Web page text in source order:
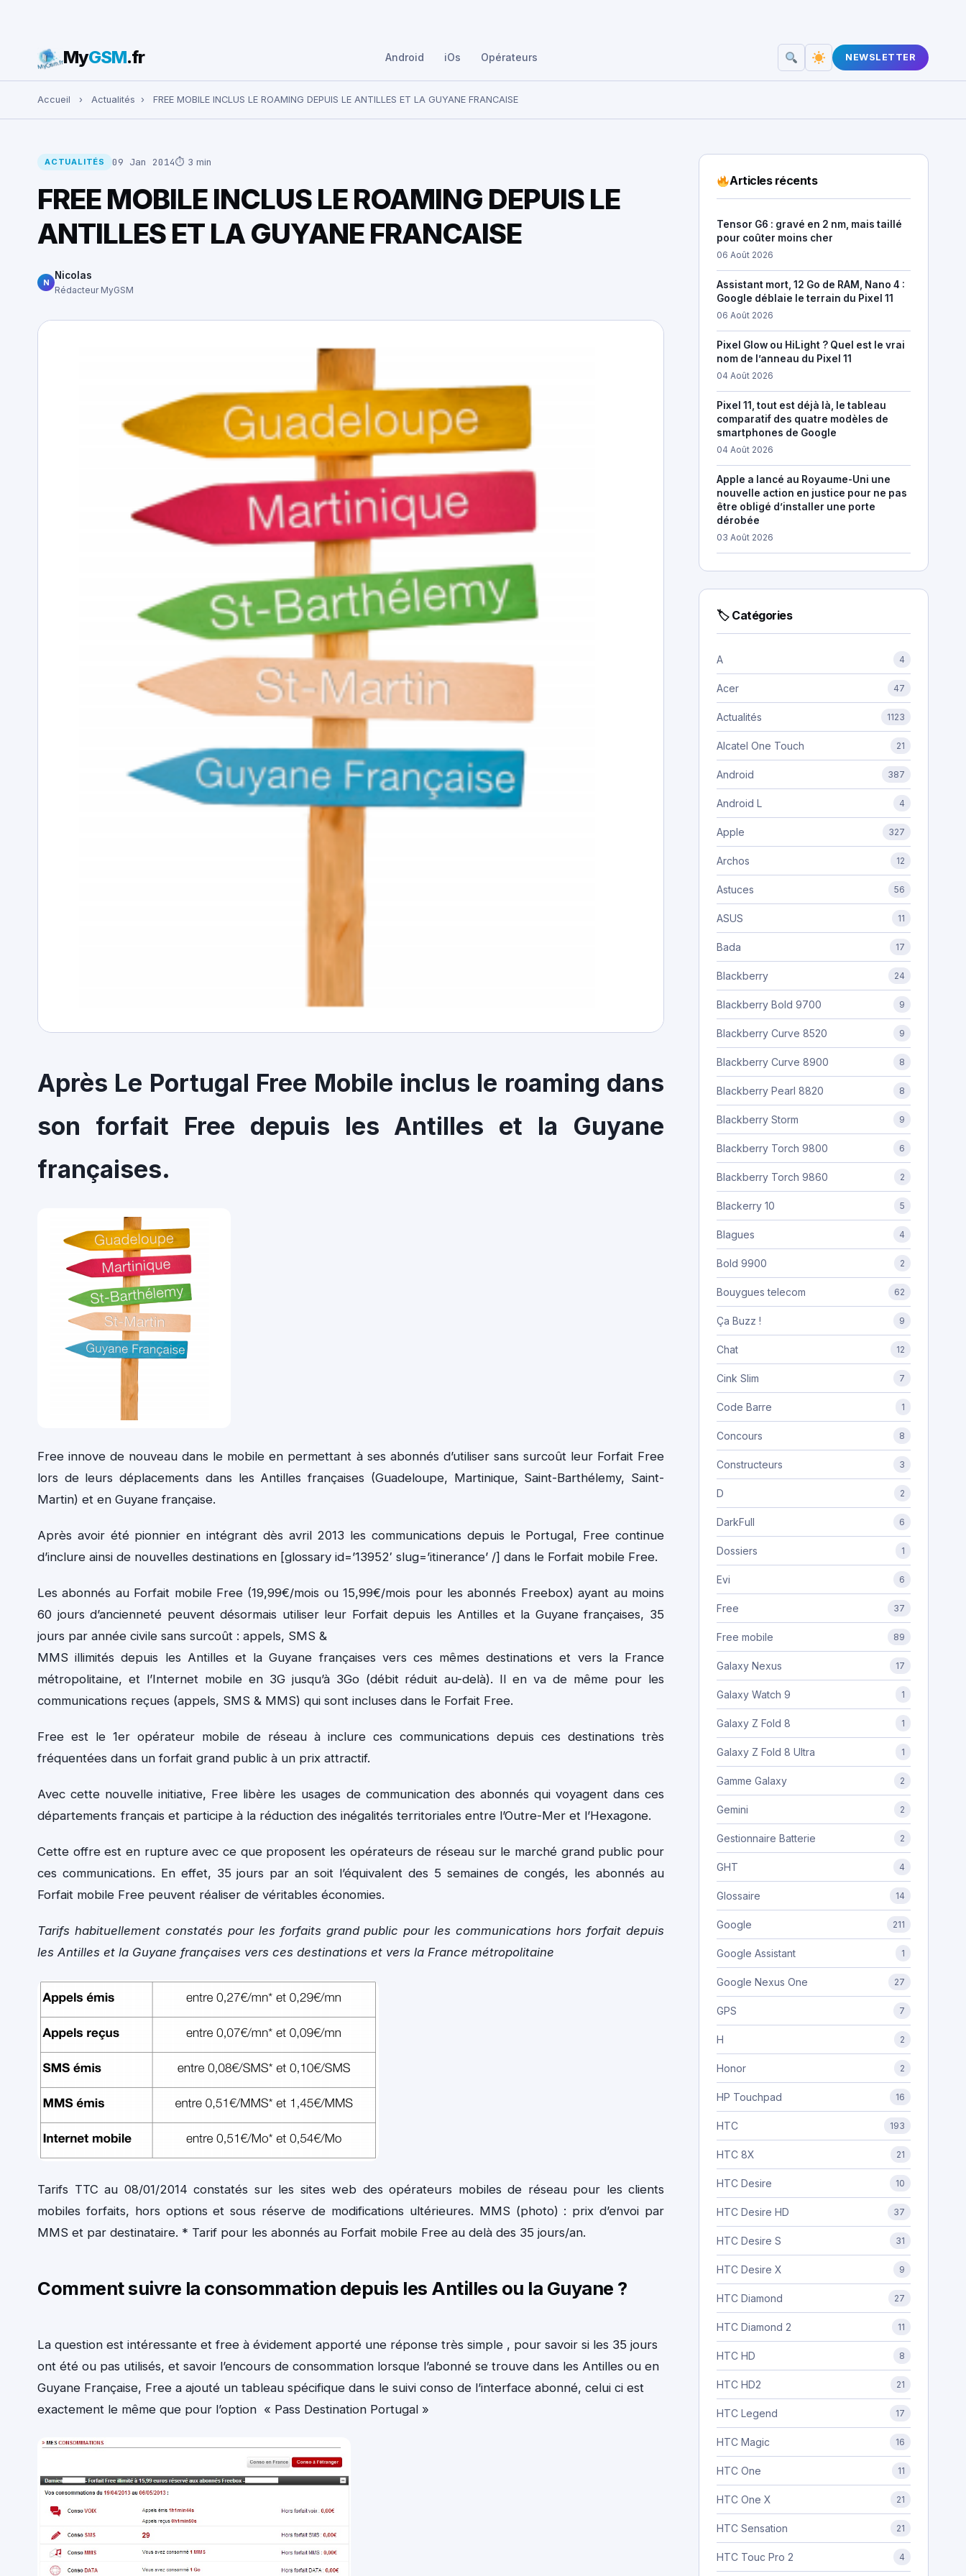
Rechercher :
MyGSM.fr Android iOs Opérateurs NEWSLETTER
Accueil › Actualités › FREE MOBILE INCLUS LE ROAMING DEPUIS LE ANTILLES ET LA GUYANE FRANCAISE
ACTUALITÉS 09 Jan 2014⏱ 3 min
FREE MOBILE INCLUS LE ROAMING DEPUIS LE
ANTILLES ET LA GUYANE FRANCAISE
N
Nicolas
Rédacteur MyGSM
Après Le Portugal Free Mobile inclus le roaming dans
son forfait Free depuis les Antilles et la Guyane
françaises.
Free innove de nouveau dans le mobile en permettant à ses abonnés d’utiliser sans surcoût leur Forfait Free
lors de leurs déplacements dans les Antilles françaises (Guadeloupe, Martinique, Saint-Barthélemy, Saint-
Martin) et en Guyane française.
Après avoir été pionnier en intégrant dès avril 2013 les communications depuis le Portugal, Free continue
d’inclure ainsi de nouvelles destinations en [glossary id=’13952′ slug=’itinerance’ /] dans le Forfait mobile Free.
Les abonnés au Forfait mobile Free (19,99€/mois ou 15,99€/mois pour les abonnés Freebox) ayant au moins
60 jours d’ancienneté peuvent désormais utiliser leur Forfait depuis les Antilles et la Guyane françaises, 35
jours par année civile sans surcoût : appels, SMS &
MMS illimités depuis les Antilles et la Guyane françaises vers ces mêmes destinations et vers la France
métropolitaine, et l’Internet mobile en 3G jusqu’à 3Go (débit réduit au-delà). Il en va de même pour les
communications reçues (appels, SMS & MMS) qui sont incluses dans le Forfait Free.
Free est le 1er opérateur mobile de réseau à inclure ces communications depuis ces destinations très
fréquentées dans un forfait grand public à un prix attractif.
Avec cette nouvelle initiative, Free libère les usages de communication des abonnés qui voyagent dans ces
départements français et participe à la réduction des inégalités territoriales entre l’Outre-Mer et l’Hexagone.
Cette offre est en rupture avec ce que proposent les opérateurs de réseau sur le marché grand public pour
ces communications. En effet, 35 jours par an soit l’équivalent des 5 semaines de congés, les abonnés au
Forfait mobile Free peuvent réaliser de véritables économies.
Tarifs habituellement constatés pour les forfaits grand public pour les communications hors forfait depuis
les Antilles et la Guyane françaises vers ces destinations et vers la France métropolitaine
Tarifs TTC au 08/01/2014 constatés sur les sites web des opérateurs mobiles de réseau pour les clients
mobiles forfaits, hors options et sous réserve de modifications ultérieures. MMS (photo) : prix d’envoi par
MMS et par destinataire. * Tarif pour les abonnés au Forfait mobile Free au delà des 35 jours/an.
Comment suivre la consommation depuis les Antilles ou la Guyane ?
La question est intéressante et free à évidement apporté une réponse très simple , pour savoir si les 35 jours
ont été ou pas utilisés, et savoir l’encours de consommation lorsque l’abonné se trouve dans les Antilles ou en
Guyane Française, Free a ajouté un tableau spécifique dans le suivi conso de l’interface abonné, celui ci est
exactement le même que pour l’option « Pass Destination Portugal »
Articles récents
Tensor G6 : gravé en 2 nm, mais taillé
pour coûter moins cher
06 Août 2026
Assistant mort, 12 Go de RAM, Nano 4 :
Google déblaie le terrain du Pixel 11
06 Août 2026
Pixel Glow ou HiLight ? Quel est le vrai
nom de l’anneau du Pixel 11
04 Août 2026
Pixel 11, tout est déjà là, le tableau
comparatif des quatre modèles de
smartphones de Google
04 Août 2026
Apple a lancé au Royaume-Uni une
nouvelle action en justice pour ne pas
être obligé d’installer une porte
dérobée
03 Août 2026
🏷 Catégories
A 4
Acer 47
Actualités 1123
Alcatel One Touch 21
Android 387
Android L 4
Apple 327
Archos 12
Astuces 56
ASUS 11
Bada 17
Blackberry 24
Blackberry Bold 9700 9
Blackberry Curve 8520 9
Blackberry Curve 8900 8
Blackberry Pearl 8820 8
Blackberry Storm 9
Blackberry Torch 9800 6
Blackberry Torch 9860 2
Blackerry 10 5
Blagues 4
Bold 9900 2
Bouygues telecom 62
Ça Buzz ! 9
Chat 12
Cink Slim 7
Code Barre 1
Concours 8
Constructeurs 3
D 2
DarkFull 6
Dossiers 1
Evi 6
Free 37
Free mobile 89
Galaxy Nexus 17
Galaxy Watch 9 1
Galaxy Z Fold 8 1
Galaxy Z Fold 8 Ultra 1
Gamme Galaxy 2
Gemini 2
Gestionnaire Batterie 2
GHT 4
Glossaire 14
Google 211
Google Assistant 1
Google Nexus One 27
GPS 7
H 2
Honor 2
HP Touchpad 16
HTC 193
HTC 8X 21
HTC Desire 10
HTC Desire HD 37
HTC Desire S 31
HTC Desire X 9
HTC Diamond 27
HTC Diamond 2 11
HTC HD 8
HTC HD2 21
HTC Legend 17
HTC Magic 16
HTC One 11
HTC One X 21
HTC Sensation 21
HTC Touc Pro 2 4